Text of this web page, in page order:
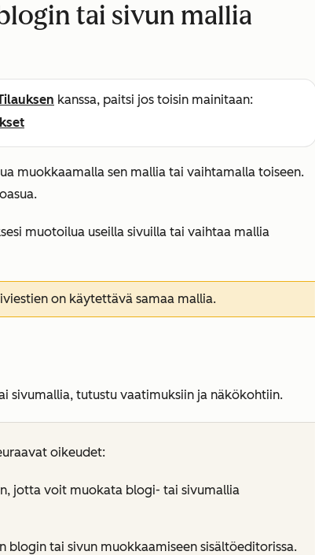
tai sivun mallia
kanssa, paitsi jos toisin mainitaan:
muokkaamalla sen mallia tai vaihtamalla toiseen.
muotoilua useilla sivuilla tai vaihtaa mallia
on käytettävä samaa mallia.
sivumallia, tutustu vaatimuksiin ja näkökohtiin.
oikeudet:
jotta voit muokata blogi- tai sivumallia
blogin tai sivun muokkaamiseen sisältöeditorissa.